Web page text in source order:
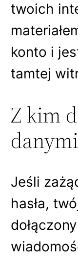
twoich
konto i
tamtej
Z kim
danymi
Jeśli
hasła,